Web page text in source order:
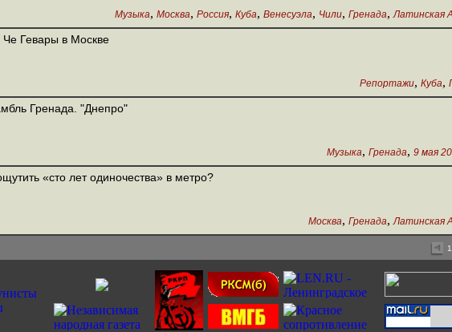
Музыка, Москва, Россия, Куба, Венесуэла, Чили, Гренада, Латинская
Че Гевары в Москве
Репортажи, Куба,
Гренада. "Днепро"
Музыка, Гренада, 9 мая
«сто лет одиночества» в метро?
Москва, Гренада, Латинская